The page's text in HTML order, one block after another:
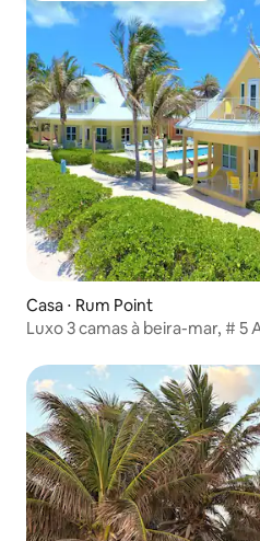
Casa ⋅ Rum Point
Luxo 3 camas à beira-mar, # 5